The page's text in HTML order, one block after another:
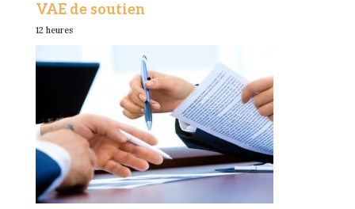
VAE de soutien
12 heures